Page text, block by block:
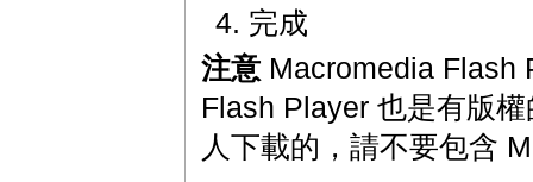
完成
注意Macromedia Flash
Flash Player 也是有版
人下載的，請不要包含